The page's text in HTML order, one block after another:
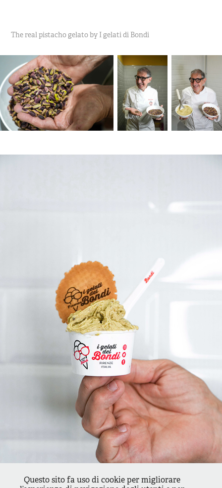
The real pistacho gelato by I gelati di Bondi
Questo sito fa uso di cookie per migliorare